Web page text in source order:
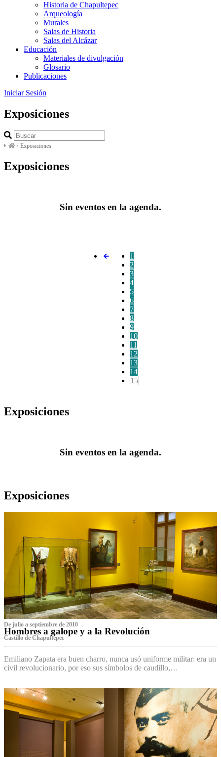
Historia de Chapultepec
Arqueología
Murales
Salas de Historia
Salas del Alcázar
Educación
Materiales de divulgación
Glosario
Publicaciones
Iniciar Sesión
Exposiciones
/ Exposiciones
Exposiciones
Sin eventos en la agenda.
1
2
3
4
5
6
7
8
9
10
11
12
13
14
15
Exposiciones
Sin eventos en la agenda.
Exposiciones
De julio a septiembre de 2010
Hombres a galope y a la Revolución
Castillo de Chapultepec
Emiliano Zapata era buen charro, nunca usó uniforme militar: era un
civil revolucionario, por eso sus símbolos de caudillo,…